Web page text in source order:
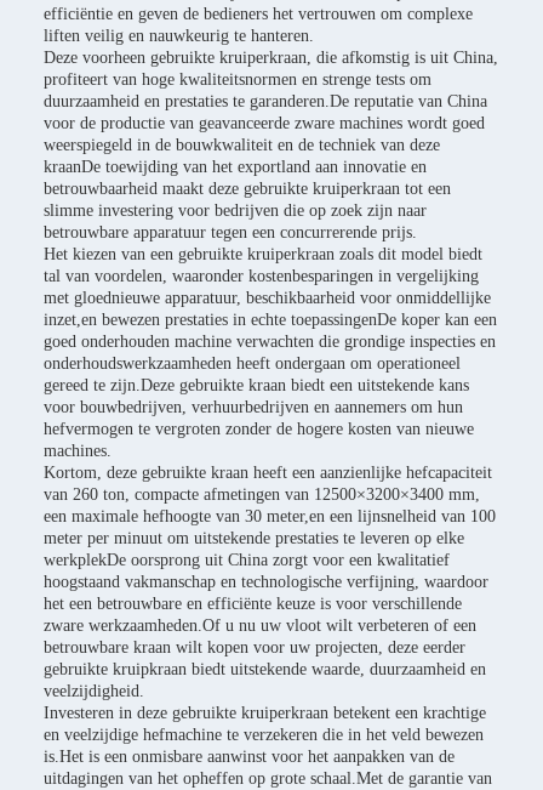
efficiëntie en geven de bedieners het vertrouwen om complexe
liften veilig en nauwkeurig te hanteren.
Deze voorheen gebruikte kruiperkraan, die afkomstig is uit China,
profiteert van hoge kwaliteitsnormen en strenge tests om
duurzaamheid en prestaties te garanderen.De reputatie van China
voor de productie van geavanceerde zware machines wordt goed
weerspiegeld in de bouwkwaliteit en de techniek van deze
kraanDe toewijding van het exportland aan innovatie en
betrouwbaarheid maakt deze gebruikte kruiperkraan tot een
slimme investering voor bedrijven die op zoek zijn naar
betrouwbare apparatuur tegen een concurrerende prijs.
Het kiezen van een gebruikte kruiperkraan zoals dit model biedt
tal van voordelen, waaronder kostenbesparingen in vergelijking
met gloednieuwe apparatuur, beschikbaarheid voor onmiddellijke
inzet,en bewezen prestaties in echte toepassingenDe koper kan een
goed onderhouden machine verwachten die grondige inspecties en
onderhoudswerkzaamheden heeft ondergaan om operationeel
gereed te zijn.Deze gebruikte kraan biedt een uitstekende kans
voor bouwbedrijven, verhuurbedrijven en aannemers om hun
hefvermogen te vergroten zonder de hogere kosten van nieuwe
machines.
Kortom, deze gebruikte kraan heeft een aanzienlijke hefcapaciteit
van 260 ton, compacte afmetingen van 12500×3200×3400 mm,
een maximale hefhoogte van 30 meter,en een lijnsnelheid van 100
meter per minuut om uitstekende prestaties te leveren op elke
werkplekDe oorsprong uit China zorgt voor een kwalitatief
hoogstaand vakmanschap en technologische verfijning, waardoor
het een betrouwbare en efficiënte keuze is voor verschillende
zware werkzaamheden.Of u nu uw vloot wilt verbeteren of een
betrouwbare kraan wilt kopen voor uw projecten, deze eerder
gebruikte kruipkraan biedt uitstekende waarde, duurzaamheid en
veelzijdigheid.
Investeren in deze gebruikte kruiperkraan betekent een krachtige
en veelzijdige hefmachine te verzekeren die in het veld bewezen
is.Het is een onmisbare aanwinst voor het aanpakken van de
uitdagingen van het opheffen op grote schaal.Met de garantie van